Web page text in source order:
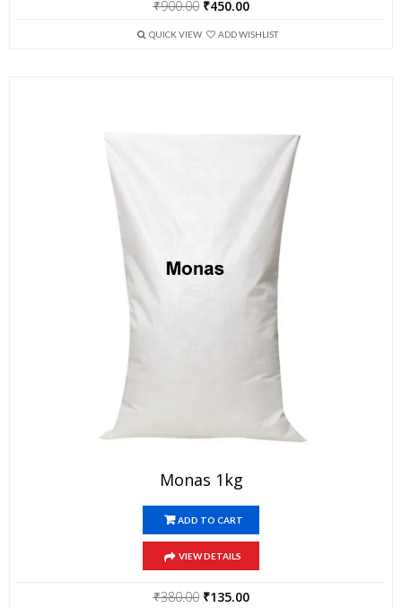
₹900.00 Original
was:
₹450.00Current
is:
QUICK VIEW ADD WISHLIST
Monas 1kg
ADD TO CART
VIEW DETAILS
₹380.00 Original
₹135.00Current